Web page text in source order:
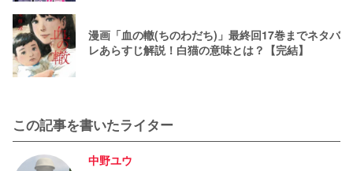
漫画「血の轍(ちのわだち)」最終回17巻までネタバ
レあらすじ解説！白猫の意味とは？【完結】
この記事を書いたライター
中野ユウ